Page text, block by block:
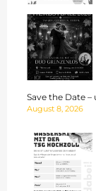
Save the Date
August 8, 2026